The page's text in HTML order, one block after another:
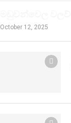
October 12, 2025